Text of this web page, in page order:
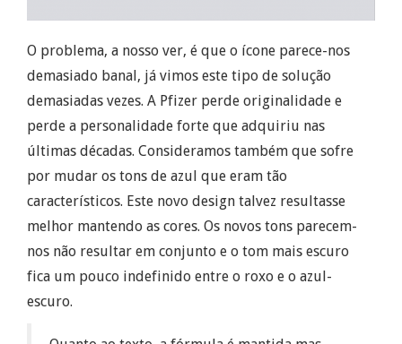
O problema, a nosso ver, é que o ícone parece-nos
demasiado banal, já vimos este tipo de solução
demasiadas vezes. A Pfizer perde originalidade e
perde a personalidade forte que adquiriu nas
últimas décadas. Consideramos também que sofre
por mudar os tons de azul que eram tão
característicos. Este novo design talvez resultasse
melhor mantendo as cores. Os novos tons parecem-
nos não resultar em conjunto e o tom mais escuro
fica um pouco indefinido entre o roxo e o azul-
escuro.